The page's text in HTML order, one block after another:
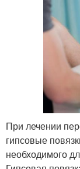
При лечении
гипсовые
необходимого